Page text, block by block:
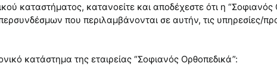
καταστήματος, κατανοείτε και αποδέχεστε ότι η “Σοφιανός
που περιλαμβάνονται σε αυτήν, τις υπηρεσίες/
κατάστημα της εταιρείας “Σοφιανός Ορθοπεδικά”: